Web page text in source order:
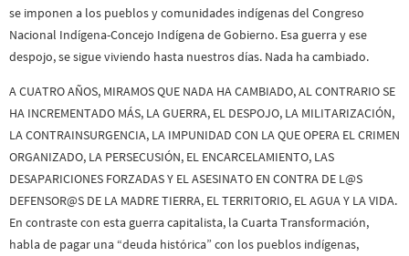
se imponen a los pueblos y comunidades indígenas del Congreso
Nacional Indígena-Concejo Indígena de Gobierno. Esa guerra y ese
despojo, se sigue viviendo hasta nuestros días. Nada ha cambiado.
A CUATRO AÑOS, MIRAMOS QUE NADA HA CAMBIADO, AL CONTRARIO SE
HA INCREMENTADO MÁS, LA GUERRA, EL DESPOJO, LA MILITARIZACIÓN,
LA CONTRAINSURGENCIA, LA IMPUNIDAD CON LA QUE OPERA EL CRIMEN
ORGANIZADO, LA PERSECUSIÓN, EL ENCARCELAMIENTO, LAS
DESAPARICIONES FORZADAS Y EL ASESINATO EN CONTRA DE L@S
DEFENSOR@S DE LA MADRE TIERRA, EL TERRITORIO, EL AGUA Y LA VIDA.
En contraste con esta guerra capitalista, la Cuarta Transformación,
habla de pagar una “deuda histórica” con los pueblos indígenas,